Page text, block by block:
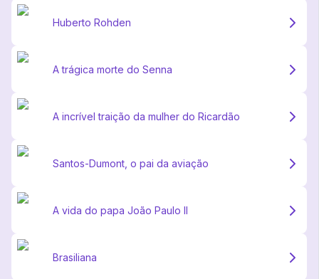
Huberto Rohden
A trágica morte do Senna
A incrível traição da mulher do Ricardão
Santos-Dumont, o pai da aviação
A vida do papa João Paulo II
Brasiliana